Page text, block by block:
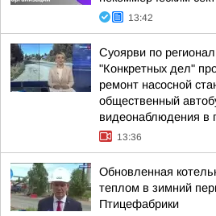
13:42
Суоярви по
"Конкретных дел"
ремонт насосной
общественный
видеонаблюдения в
13:36
Обновленная
теплом в зимний
Птицефабрики